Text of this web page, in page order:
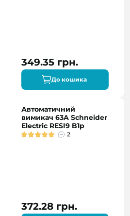
349.35 грн.
До кошика
Автоматичний
вимикач 63A Schneider
Electric RESI9 B1р
2
372.28 грн.